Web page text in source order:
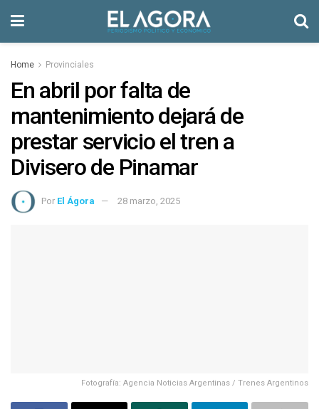
Home Provinciales
En abril por falta de
mantenimiento dejará de
prestar servicio el tren a
Divisero de Pinamar
Por El Ágora 28 marzo, 2025
Fotografía: Agencia Noticias Argentinas / Trenes Argentinos